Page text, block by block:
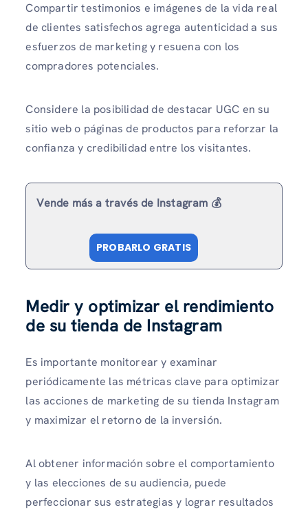
Compartir testimonios e imágenes de la vida real
de clientes satisfechos agrega autenticidad a sus
esfuerzos de marketing y resuena con los
compradores potenciales.
Considere la posibilidad de destacar UGC en su
sitio web o páginas de productos para reforzar la
confianza y credibilidad entre los visitantes.
Vende más a través de Instagram 💰
PROBARLO GRATIS
Medir y optimizar el rendimiento
de su tienda de Instagram
Es importante monitorear y examinar
periódicamente las métricas clave para optimizar
las acciones de marketing de su tienda Instagram
y maximizar el retorno de la inversión.
Al obtener información sobre el comportamiento
y las elecciones de su audiencia, puede
perfeccionar sus estrategias y lograr resultados